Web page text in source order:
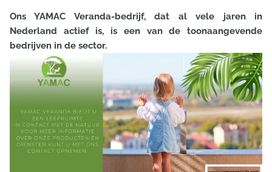
Ons YAMAC Veranda-bedrijf, dat al vele jaren in
Nederland actief is, is een van de toonaangevende
bedrijven in de sector.